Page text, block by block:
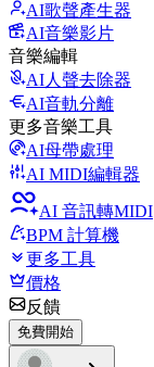
AI歌聲產生器
AI音樂影片
音樂編輯
AI人聲去除器
AI音軌分離
更多音樂工具
AI母帶處理
AI MIDI編輯器
AI 音訊轉MIDI
BPM 計算機
更多工具
價格
反饋
免費開始